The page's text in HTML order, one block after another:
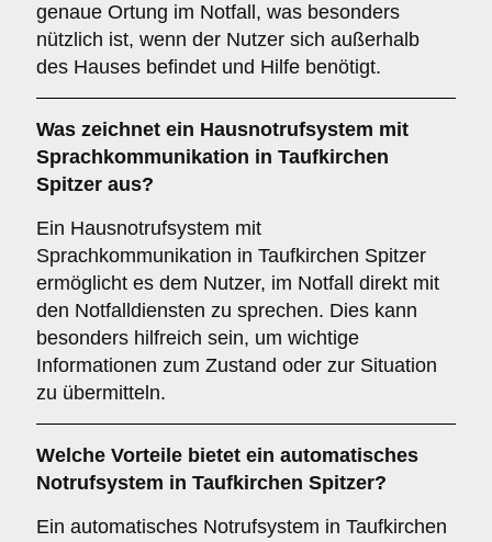
genaue Ortung im Notfall, was besonders
nützlich ist, wenn der Nutzer sich außerhalb
des Hauses befindet und Hilfe benötigt.
Was zeichnet ein Hausnotrufsystem mit
Sprachkommunikation in Taufkirchen
Spitzer aus?
Ein Hausnotrufsystem mit
Sprachkommunikation in Taufkirchen Spitzer
ermöglicht es dem Nutzer, im Notfall direkt mit
den Notfalldiensten zu sprechen. Dies kann
besonders hilfreich sein, um wichtige
Informationen zum Zustand oder zur Situation
zu übermitteln.
Welche Vorteile bietet ein automatisches
Notrufsystem in Taufkirchen Spitzer?
Ein automatisches Notrufsystem in Taufkirchen